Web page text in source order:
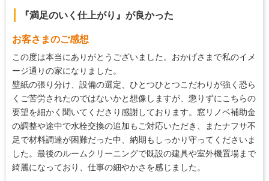
説明の分かりやすさ
施工の段取り・管理 5
作業中の配慮 5
仕上がり 5
価格の納得感 5
『満足のいく仕上がり』が良かった
お客さまのご感想
この度は本当にありがとうございました。おかげさまで私のイメ
ージ通りの家になりました。
壁紙の張り分け、設備の選定、ひとつひとつこだわりが強く恐ら
くご苦労されたのではないかと想像しますが、懲りずにこちらの
要望を細かく聞いてくださり感謝しております。窓リノベ補助金
の調整や途中で水栓交換の追加もご対応いただき、またナフサ不
足で材料調達が困難だった中、納期もしっかり守ってくださいま
した。最後のルームクリーニングで既設の建具や室外機置場まで
綺麗になっており、仕事の細やかさを感じました。